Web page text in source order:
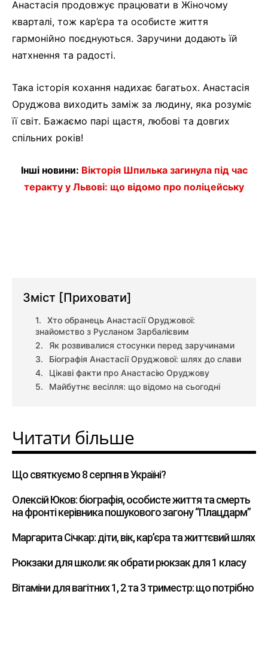
Анастасія продовжує працювати в Жіночому
кварталі, тож кар’єра та особисте життя
гармонійно поєднуються. Заручини додають їй
натхнення та радості.
Така історія кохання надихає багатьох. Анастасія
Оруджова виходить заміж за людину, яка розуміє
її світ. Бажаємо парі щастя, любові та довгих
спільних років!
Інші новини: Вікторія Шпилька загинула під час
теракту у Львові: що відомо про поліцейську
Зміст [Приховати]
Хто обранець Анастасії Оруджової:
знайомство з Русланом Зарбалієвим
Як розвивалися стосунки перед заручинами
Біографія Анастасії Оруджової: шлях до слави
Цікаві факти про Анастасію Оруджову
Майбутнє весілля: що відомо на сьогодні
Читати більше
Що святкуємо 8 серпня в Україні?
Олексій Юков: біографія, особисте життя та смерть
на фронті керівника пошукового загону “Плацдарм”
Маргарита Січкар: діти, вік, кар’єра та життєвий шлях
Рюкзаки для школи: як обрати рюкзак для 1 класу
Вітаміни для вагітних 1, 2 та 3 триместр: що потрібно